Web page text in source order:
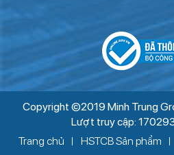
Copyright ©2019 Minh Trung
Lượt truy cập:
Trang chủ
HSTCB Sản phẩm